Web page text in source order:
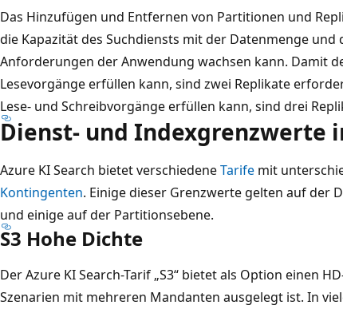
Das Hinzufügen und Entfernen von Partitionen und
die Kapazität des Suchdiensts mit der Datenmenge
Anforderungen der Anwendung wachsen kann. Damit
Lesevorgänge erfüllen kann, sind zwei Replikate
Lese- und Schreibvorgänge erfüllen kann, sind drei
Dienst- und Indexgrenzwerte
Azure KI Search bietet verschiedeneTarife mit
Kontingenten. Einige dieser Grenzwerte gelten auf der
und einige auf der Partitionsebene.
S3 Hohe Dichte
Der Azure KI Search-Tarif „S3“ bietet als Option einen
Szenarien mit mehreren Mandanten ausgelegt ist. In